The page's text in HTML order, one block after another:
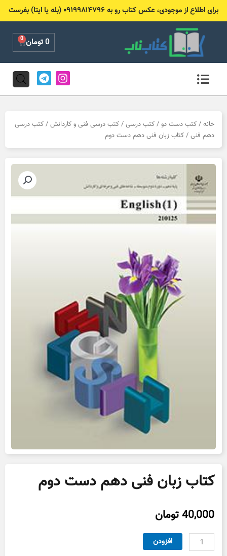
برای اطلاع از موجودی، عکس کتاب رو به ۰۹۱۹۹۸۱۴۷۹۶ (بله یا ایتا) بفرست
0تومان 0
Cart
I
n
s
g
a
T
e
l
r
m
خانه / کتب دست دو / کتب درسی / کتب درسی فنی و کاردانش / کتب درسی
دهم فنی / کتاب زبان فنی دهم دست دوم
کتاب زبان فنی دهم دست دوم
40,000تومان
کتاب
زبان
افزودن